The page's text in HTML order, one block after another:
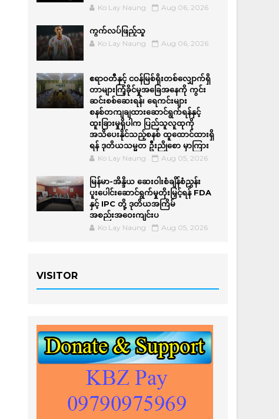
Ko Lay Naung Aug 06, 2026
ကွက်လပ်ဖြည့်သူ
Ko Lay Naung Aug 06, 2026
ဧရာဝတီနှင့် ငဝန်မြစ်ရိုးတစ်လျှောက်ရှိ
တာများကြံ့ခိုင်မှုအခြေအနေကို ကွင်း
ဆင်းစစ်ဆေးရန်၊ ရေကင်းများ
စနစ်တကျချထားဆောင်ရွက်ရန်နှင့်
ထူးခြားမှုရှိပါက ပြည်သူလူထုကို
အသိပေးနိုင်သည့်စနစ် ထူထောင်ထားရှိ
ရန် ဒုတိယသမ္မတ ဦးညိုစော မှာကြား
Ko Lay Naung Aug 05, 2026
မြန်မာ-အိန္ဒိယ ဆေးဝါးစံချိန်စံညွှန်း
ပူးပေါင်းဆောင်ရွက်မှုတိုးမြှင့်ရန် FDA
နှင့် IPC တို့ ဒုတိယအကြိမ်
အစည်းအဝေးကျင်းပ
Ko Lay Naung Aug 05, 2026
VISITOR